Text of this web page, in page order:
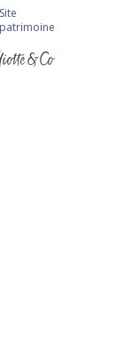
Site
patrimoine